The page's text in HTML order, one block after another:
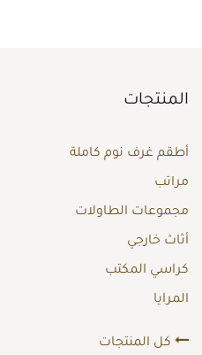
المنتجات
أطقم غرف نوم كاملة
مراتب
مجموعات الطاولات
أثاث خارجي
كراسي المكتب
المرايا
كل المنتجات